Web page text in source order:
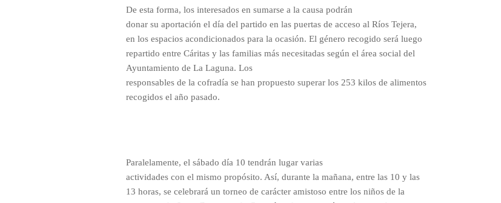
De esta forma, los interesados en sumarse a la causa podrán
donar su aportación el día del partido en las puertas de acceso al Ríos Tejera,
en los espacios acondicionados para la ocasión. El género recogido será luego
repartido entre Cáritas y las familias más necesitadas según el área social del
Ayuntamiento de La Laguna. Los
responsables de la cofradía se han propuesto superar los 253 kilos de alimentos
recogidos el año pasado.
Paralelamente, el sábado día 10 tendrán lugar varias
actividades con el mismo propósito. Así, durante la mañana, entre las 10 y las
13 horas, se celebrará un torneo de carácter amistoso entre los niños de la